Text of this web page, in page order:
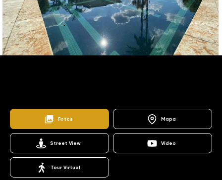
Fotos Mapa
Street View Vídeo
Tour Virtual